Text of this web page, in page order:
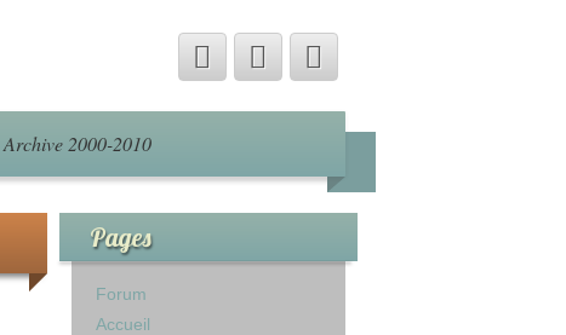
Archive 2000-2010
Pages
Forum
Accueil